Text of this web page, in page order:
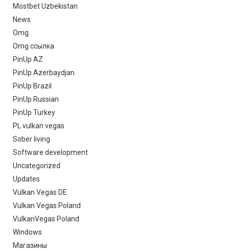
Mostbet Uzbekistan
News
Omg
Omg ссылка
PinUp AZ
PinUp Azerbaydjan
PinUp Brazil
PinUp Russian
PinUp Turkey
PL vulkan vegas
Sober living
Software development
Uncategorized
Updates
Vulkan Vegas DE
Vulkan Vegas Poland
VulkanVegas Poland
Windows
Магазины